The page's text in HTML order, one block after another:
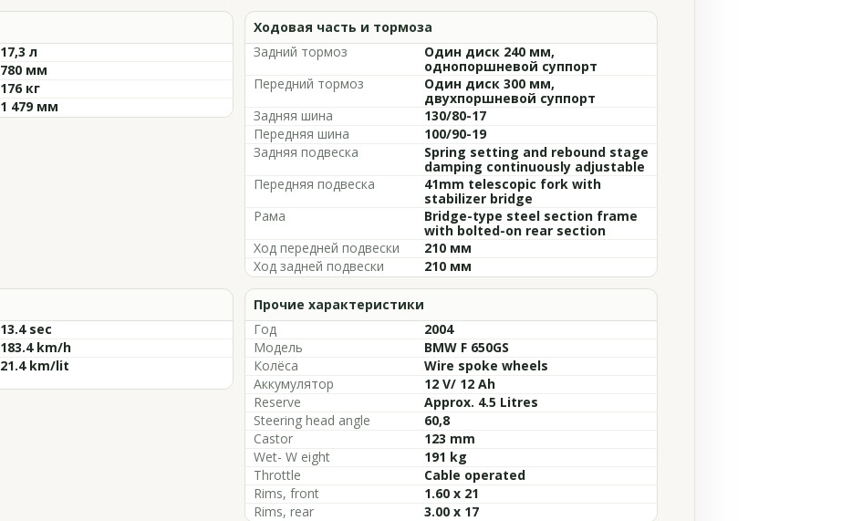
17,3 л
780 мм
176 кг
1 479 мм
Ходовая часть и тормоза
Задний тормоз
Один диск 240 мм,
однопоршневой суппорт
Передний тормоз
Один диск 300 мм,
двухпоршневой суппорт
Задняя шина
130/80-17
Передняя шина
100/90-19
Задняя подвеска
Spring setting and rebound stage
damping continuously adjustable
Передняя подвеска
41mm telescopic fork with
stabilizer bridge
Рама
Bridge-type steel section frame
with bolted-on rear section
Ход передней подвески
210 мм
Ход задней подвески
210 мм
13.4 sec
183.4 km/h
21.4 km/lit
Прочие характеристики
Год
2004
Модель
BMW F 650GS
Колёса
Wire spoke wheels
Аккумулятор
12 V/ 12 Ah
Reserve
Approx. 4.5 Litres
Steering head angle
60,8
Castor
123 mm
Wet- W eight
191 kg
Throttle
Cable operated
Rims, front
1.60 x 21
Rims, rear
3.00 x 17